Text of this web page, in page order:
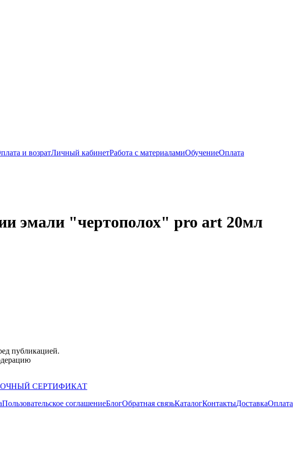
и возратЛичный кабинетРабота с материаламиОбучениеОплата
эмали "чертополох" pro art 20мл
публикацией.
СЕРТИФИКАТ
Пользовательское соглашениеБлогОбратная связьКаталогКонтактыДоставкаОплата